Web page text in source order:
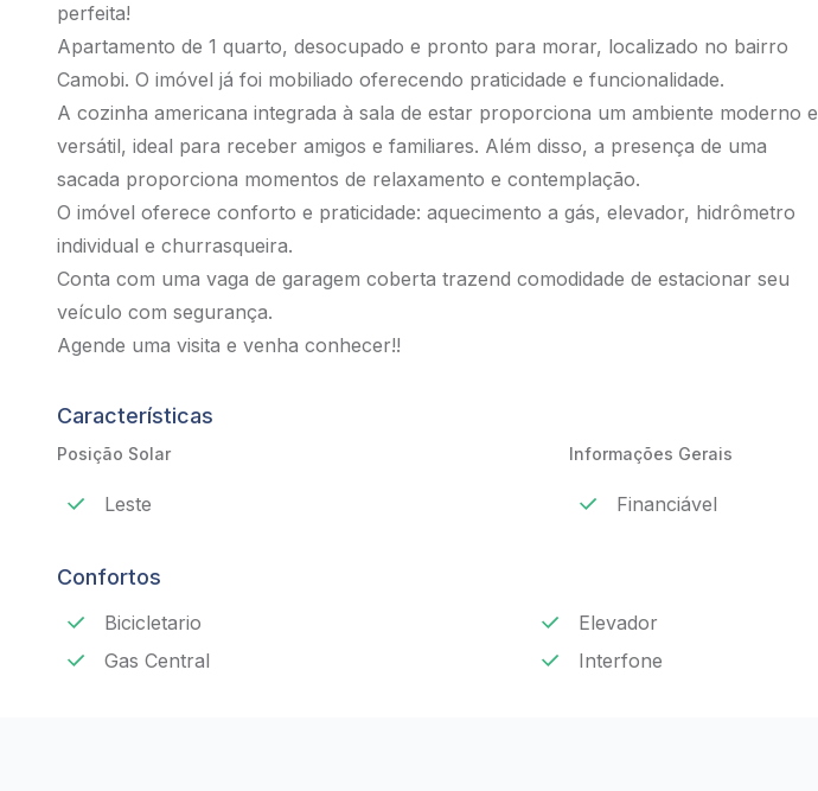
perfeita!
Apartamento de 1 quarto, desocupado e pronto para morar, localizado no bairro
Camobi. O imóvel já foi mobiliado oferecendo praticidade e funcionalidade.
A cozinha americana integrada à sala de estar proporciona um ambiente moderno e
versátil, ideal para receber amigos e familiares. Além disso, a presença de uma
sacada proporciona momentos de relaxamento e contemplação.
O imóvel oferece conforto e praticidade: aquecimento a gás, elevador, hidrômetro
individual e churrasqueira.
Conta com uma vaga de garagem coberta trazend comodidade de estacionar seu
veículo com segurança.
Agende uma visita e venha conhecer!!
Características
Posição Solar
Leste
Informações Gerais
Financiável
Confortos
Bicicletario
Elevador
Gas Central
Interfone